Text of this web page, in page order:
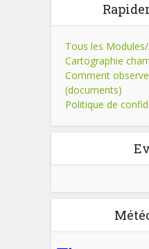
Tous les
Cartographie
Comment
(documents)
Politique de